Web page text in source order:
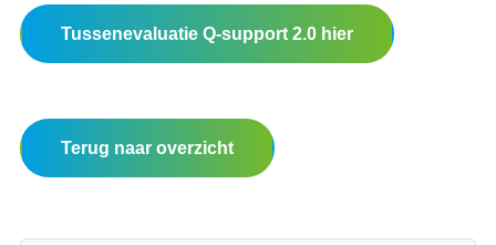
Tussenevaluatie Q-support 2.0 hier
Terug naar overzicht